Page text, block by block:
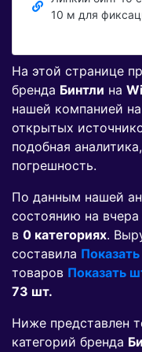
10 м для
На этой странице
бренда Бинтли на
нашей компанией
открытых
подобная
погрешность.
По данным нашей
состоянию на вчера
в 0 категориях.
составила
товаров Показать
73 шт.
Ниже представлен
категорий бренда